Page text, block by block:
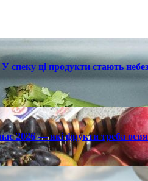
спеку ці продукти стають
2026 — які фрукти треба